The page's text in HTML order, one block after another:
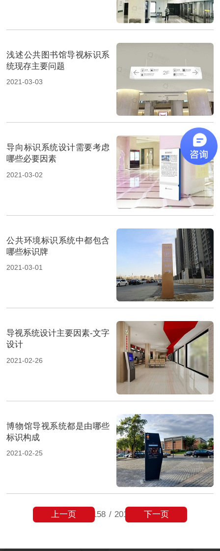
浅述公共图书馆导视标识系
统现存主要问题
2021-03-03
导向标识系统设计需要考虑
哪些必要因素
2021-03-02
公共环境标识系统中都包含
哪些标识牌
2021-03-01
导视系统设计主要因素-文字
设计
2021-02-26
博物馆导视系统都是由哪些
标识构成
2021-02-25
158 / 201
上一页 下一页